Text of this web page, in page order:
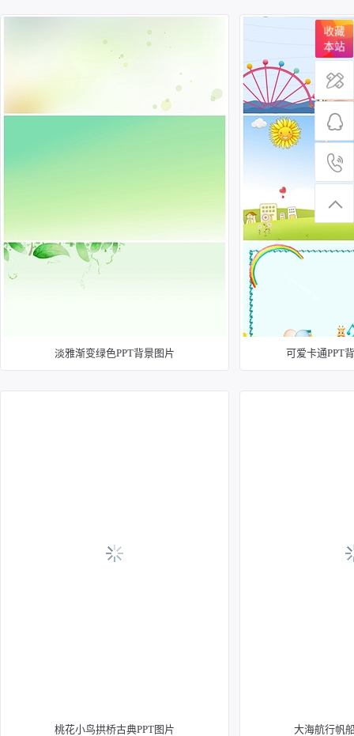
淡雅渐变绿色PPT背景图片 可爱卡通PPT
桃花小鸟拱桥古典PPT图片 大海航行帆
收藏
本站